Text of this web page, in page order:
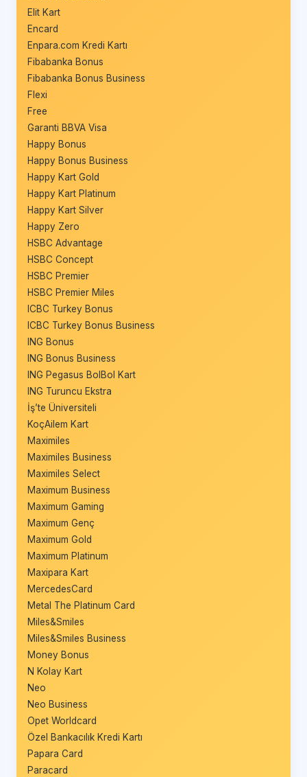
Elit Kart
Encard
Enpara.com Kredi Kartı
Fibabanka Bonus
Fibabanka Bonus Business
Flexi
Free
Garanti BBVA Visa
Happy Bonus
Happy Bonus Business
Happy Kart Gold
Happy Kart Platinum
Happy Kart Silver
Happy Zero
HSBC Advantage
HSBC Concept
HSBC Premier
HSBC Premier Miles
ICBC Turkey Bonus
ICBC Turkey Bonus Business
ING Bonus
ING Bonus Business
ING Pegasus BolBol Kart
ING Turuncu Ekstra
İş’te Üniversiteli
KoçAilem Kart
Maximiles
Maximiles Business
Maximiles Select
Maximum Business
Maximum Gaming
Maximum Genç
Maximum Gold
Maximum Platinum
Maxipara Kart
MercedesCard
Metal The Platinum Card
Miles&Smiles
Miles&Smiles Business
Money Bonus
N Kolay Kart
Neo
Neo Business
Opet Worldcard
Özel Bankacılık Kredi Kartı
Papara Card
Paracard